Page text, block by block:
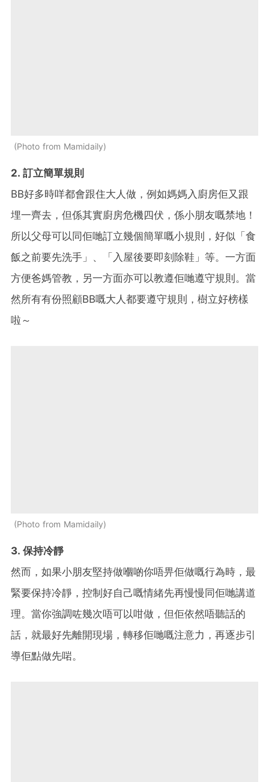
Photo from Mamidaily
2. 訂立簡單規則
BB好多時咩都會跟住大人做，例如媽媽入廚房佢又跟
埋一齊去，但係其實廚房危機四伏，係小朋友嘅禁地！
所以父母可以同佢哋訂立幾個簡單嘅小規則，好似「食
飯之前要先洗手」、「入屋後要即刻除鞋」等。一方面
方便爸媽管教，另一方面亦可以教遵佢哋遵守規則。當
然所有有份照顧BB嘅大人都要遵守規則，樹立好榜樣
啦～
Photo from Mamidaily
3. 保持冷靜
然而，如果小朋友堅持做嗰啲你唔畀佢做嘅行為時，最
緊要保持冷靜，控制好自己嘅情緒先再慢慢同佢哋講道
理。當你強調咗幾次唔可以咁做，但佢依然唔聽話的
話，就最好先離開現場，轉移佢哋嘅注意力，再逐步引
導佢點做先啱。